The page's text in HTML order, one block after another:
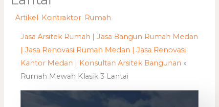
/Artikel Kontraktor Rumah
Jasa Arsitek Rumah | Jasa Bangun Rumah Medan
| Jasa Renovasi Rumah Medan | Jasa Renovasi
Kantor Medan | Konsultan Arsitek Bangunan »
Rumah Mewah Klasik 3 Lantai